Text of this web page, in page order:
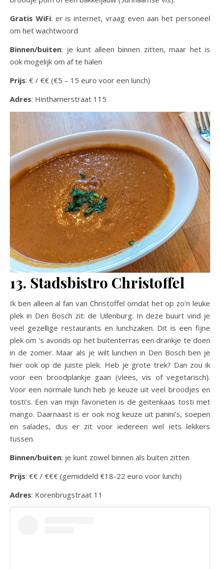
Gratis WiFi: er is internet, vraag even aan het personeel
om het wachtwoord
Binnen/buiten: je kunt alleen binnen zitten, maar het is
ook mogelijk om af te halen
Prijs: € / €€ (€5 – 15 euro voor een lunch)
Adres: Hinthamerstraat 115
13. Stadsbistro Christoffel
Ik ben alleen al fan van Christoffel omdat het op zo’n leuke
plek in Den Bosch zit: de Uilenburg. In deze buurt vind je
veel gezellige restaurants en lunchzaken. Dit is een fijne
plek om ’s avonds op het buitenterras een drankje te doen
in de zomer. Maar als je wilt lunchen in Den Bosch ben je
hier ook op de juiste plek. Heb je grote trek? Dan zou ik
voor een broodplankje gaan (vlees, vis of vegetarisch).
Voor een normale lunch heb je keuze uit veel broodjes en
tosti’s. Een van mijn favorieten is de geitenkaas tosti met
mango. Daarnaast is er ook nog keuze uit panini’s, soepen
en salades, dus er zit voor iedereen wel iets lekkers
tussen.
Binnen/buiten: je kunt zowel binnen als buiten zitten
Prijs: €€ / €€€ (gemiddeld €18-22 euro voor lunch)
Adres: Korenbrugstraat 11